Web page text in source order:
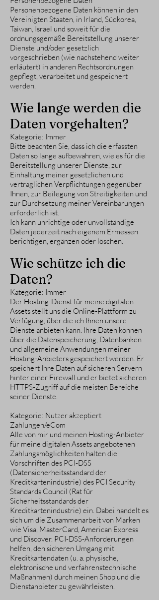
Personenbezogene Daten können in den
Vereinigten Staaten, in Irland, Südkorea,
Taiwan, Israel und soweit für die
ordnungsgemäße Bereitstellung unserer
Dienste und/oder gesetzlich
vorgeschrieben (wie nachstehend weiter
erläutert) in anderen Rechtsordnungen
gepflegt, verarbeitet und gespeichert
werden.
Wie lange werden die
Daten vorgehalten?
Kategorie: Immer
Bitte beachten Sie, dass ich die erfassten
Daten so lange aufbewahren, wie es für die
Bereitstellung unserer Dienste, zur
Einhaltung meiner gesetzlichen und
vertraglichen Verpflichtungen gegenüber
Ihnen, zur Beilegung von Streitigkeiten und
zur Durchsetzung meiner Vereinbarungen
erforderlich ist.
Ich kann unrichtige oder unvollständige
Daten jederzeit nach eigenem Ermessen
berichtigen, ergänzen oder löschen.
Wie schütze ich die
Daten?
Kategorie: Immer
Der Hosting-Dienst für meine digitalen
Assets stellt uns die Online-Plattform zu
Verfügung, über die ich Ihnen unsere
Dienste anbieten kann. Ihre Daten können
über die Datenspeicherung, Datenbanken
und allgemeine Anwendungen meiner
Hosting-Anbieters gespeichert werden. Er
speichert Ihre Daten auf sicheren Servern
hinter einer Firewall und er bietet sicheren
HTTPS-Zugriff auf die meisten Bereiche
seiner Dienste.
Kategorie: Nutzer akzeptiert
Zahlungen/eCom
Alle von mir und meinen Hosting-Anbieter
für meine digitalen Assets angebotenen
Zahlungsmöglichkeiten halten die
Vorschriften des PCI-DSS
(Datensicherheitsstandard der
Kreditkartenindustrie) des PCI Security
Standards Council (Rat für
Sicherheitsstandards der
Kreditkartenindustrie) ein. Dabei handelt es
sich um die Zusammenarbeit von Marken
wie Visa, MasterCard, American Express
und Discover. PCI-DSS-Anforderungen
helfen, den sicheren Umgang mit
Kreditkartendaten (u. a. physische,
elektronische und verfahrenstechnische
Maßnahmen) durch meinen Shop und die
Dienstanbieter zu gewährleisten.